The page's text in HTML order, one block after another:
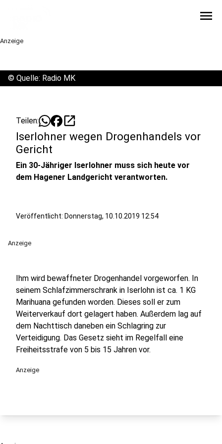
menu
Anzeige
© Quelle: Radio MK
Teilen: open_in_new
Iserlohner wegen Drogenhandels vor
Gericht
Ein 30-Jähriger Iserlohner muss sich heute vor
dem Hagener Landgericht verantworten.
Veröffentlicht: Donnerstag, 10.10.2019 12:54
Anzeige
Ihm wird bewaffneter Drogenhandel vorgeworfen. In
seinem Schlafzimmerschrank in Iserlohn ist ca. 1 KG
Marihuana gefunden worden. Dieses soll er zum
Weiterverkauf dort gelagert haben. Außerdem lag auf
dem Nachttisch daneben ein Schlagring zur
Verteidigung. Das Gesetz sieht im Regelfall eine
Freiheitsstrafe von 5 bis 15 Jahren vor.
Anzeige